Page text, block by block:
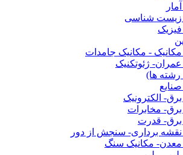
زیست شناسی
- مکانیک جامدات
ژئوتکنیک
رشته ها)
الکترونیک
مخابرات
قدرت
برداری- سنجش از دور
مکانیک سنگ